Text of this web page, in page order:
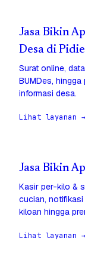
Jasa Bikin
Desa di Pidie
Surat online,
BUMDes,
informasi desa.
Lihat layanan →
Jasa Bikin
Kasir per-kilo &
cucian,
kiloan hingga
Lihat layanan →